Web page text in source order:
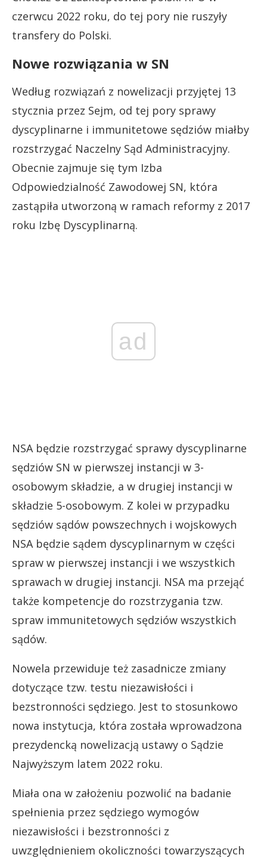
czerwcu 2022 roku, do tej pory nie ruszyły
transfery do Polski.
Nowe rozwiązania w SN
Według rozwiązań z nowelizacji przyjętej 13
stycznia przez Sejm, od tej pory sprawy
dyscyplinarne i immunitetowe sędziów miałby
rozstrzygać Naczelny Sąd Administracyjny.
Obecnie zajmuje się tym Izba
Odpowiedzialność Zawodowej SN, która
zastąpiła utworzoną w ramach reformy z 2017
roku Izbę Dyscyplinarną.
ad
NSA będzie rozstrzygać sprawy dyscyplinarne
sędziów SN w pierwszej instancji w 3-
osobowym składzie, a w drugiej instancji w
składzie 5-osobowym. Z kolei w przypadku
sędziów sądów powszechnych i wojskowych
NSA będzie sądem dyscyplinarnym w części
spraw w pierwszej instancji i we wszystkich
sprawach w drugiej instancji. NSA ma przejąć
także kompetencje do rozstrzygania tzw.
spraw immunitetowych sędziów wszystkich
sądów.
Nowela przewiduje też zasadnicze zmiany
dotyczące tzw. testu niezawisłości i
bezstronności sędziego. Jest to stosunkowo
nowa instytucja, która została wprowadzona
prezydencką nowelizacją ustawy o Sądzie
Najwyższym latem 2022 roku.
Miała ona w założeniu pozwolić na badanie
spełnienia przez sędziego wymogów
niezawisłości i bezstronności z
uwzględnieniem okoliczności towarzyszących